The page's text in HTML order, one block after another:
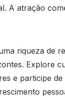
A atração
riqueza de
Explore
e participe de